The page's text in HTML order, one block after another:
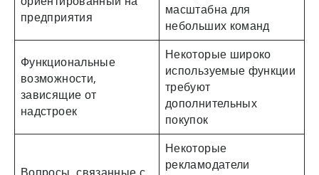
предприятия
масштабна для
небольших команд
Функциональные
возможности,
зависящие от
надстроек
Некоторые широко
используемые функции
требуют
дополнительных
покупок
Некоторые
рекламодатели